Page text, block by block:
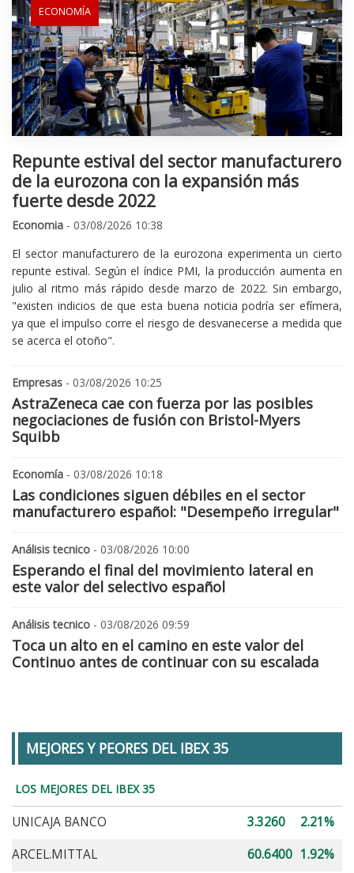
ECONOMÍA
Repunte estival del sector manufacturero
de la eurozona con la expansión más
fuerte desde 2022
Economia - 03/08/2026 10:38
El sector manufacturero de la eurozona experimenta un cierto
repunte estival. Según el índice PMI, la producción aumenta en
julio al ritmo más rápido desde marzo de 2022. Sin embargo,
"existen indicios de que esta buena noticia podría ser efímera,
ya que el impulso corre el riesgo de desvanecerse a medida que
se acerca el otoño".
Empresas - 03/08/2026 10:25
AstraZeneca cae con fuerza por las posibles
negociaciones de fusión con Bristol-Myers
Squibb
Economía - 03/08/2026 10:18
Las condiciones siguen débiles en el sector
manufacturero español: "Desempeño irregular"
Análisis tecnico - 03/08/2026 10:00
Esperando el final del movimiento lateral en
este valor del selectivo español
Análisis tecnico - 03/08/2026 09:59
Toca un alto en el camino en este valor del
Continuo antes de continuar con su escalada
MEJORES Y PEORES DEL IBEX 35
LOS MEJORES DEL IBEX 35
UNICAJA BANCO 3.3260
2.21%
ARCEL.MITTAL
60.6400 1.92%